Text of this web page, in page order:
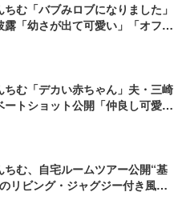
む「バブみロブになりました」
「幼さが出て可愛い」「オフシ
ちむ「デカい赤ちゃん」夫・三崎
ートショット公開「仲良し可愛
ちむ、自宅ルームツアー公開“基
リビング・ジャグジー付き風呂